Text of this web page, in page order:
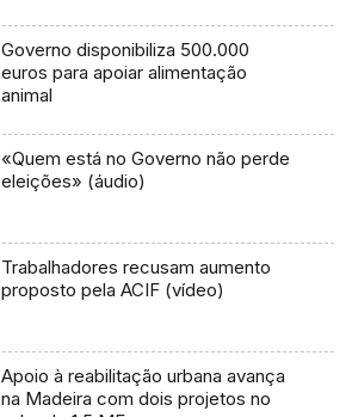
Governo disponibiliza 500.000
euros para apoiar alimentação
animal
«Quem está no Governo não perde
eleições» (áudio)
Trabalhadores recusam aumento
proposto pela ACIF (vídeo)
Apoio à reabilitação urbana avança
na Madeira com dois projetos no